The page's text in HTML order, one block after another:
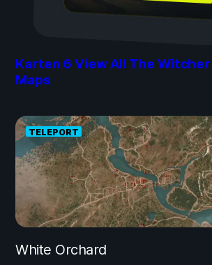
Karten 6 View All The Witcher
Maps
TELEPORT
White Orchard